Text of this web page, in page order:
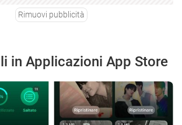
Rimuovi pubblicità
in Applicazioni App Store